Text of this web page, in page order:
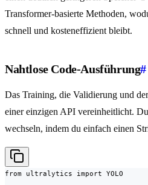
Transformer-basierte Methoden,
schnell und kosteneffizient bleibt.
Nahtlose Code-Ausführung#
Das Training, die Validierung und
einer einzigen API vereinheitlicht.
wechseln, indem du einfach einen
from ultralytics import YOLO